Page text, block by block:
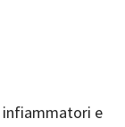
infiammatori e